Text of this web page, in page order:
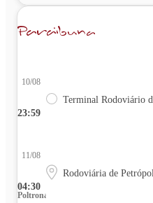
23:59
10/08
Terminal Rodoviário
04:30
11/08
Rodoviária de
Poltrona